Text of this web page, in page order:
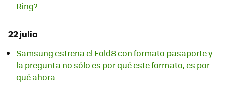
Ring?
22 julio
Samsung estrena el Fold8 con formato pasaporte y
la pregunta no sólo es por qué este formato, es por
qué ahora